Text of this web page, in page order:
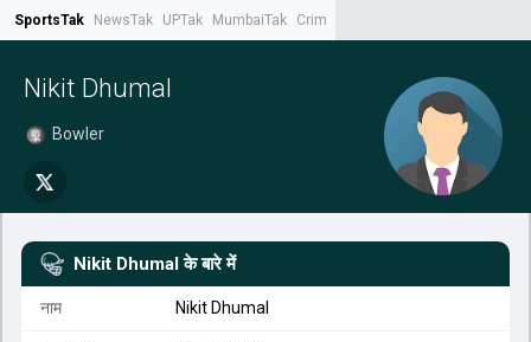
SportsTak NewsTak UPTak MumbaiTak CrimeTak
Nikit Dhumal
Bowler
Nikit Dhumal के बारे में
नाम Nikit Dhumal